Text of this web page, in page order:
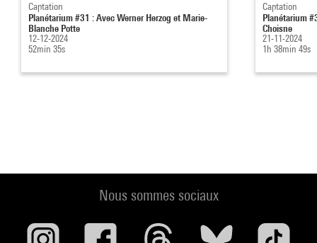
Captation
Planétarium #31 : Avec Werner Herzog et Marie-
Blanche Potte
12-12-2024
52min 35s
Captation
Planétarium
Choisne
21-11-2024
1h 38min 49s
Nous sommes sociaux